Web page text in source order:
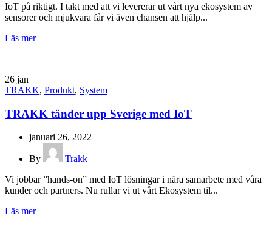
IoT på riktigt. I takt med att vi levererar ut vårt nya ekosystem av
sensorer och mjukvara får vi även chansen att hjälp...
Läs mer
26 jan
TRAKK, Produkt, System
TRAKK tänder upp Sverige med IoT
januari 26, 2022
By
Trakk
Vi jobbar ”hands-on” med IoT lösningar i nära samarbete med våra
kunder och partners. Nu rullar vi ut vårt Ekosystem til...
Läs mer